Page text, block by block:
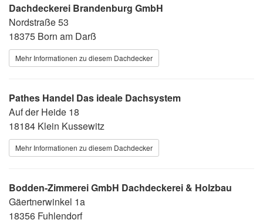
Dachdeckerei Brandenburg GmbH
Nordstraße 53
18375 Born am Darß
Mehr Informationen zu diesem Dachdecker
Pathes Handel Das ideale Dachsystem
Auf der Heide 18
18184 Klein Kussewitz
Mehr Informationen zu diesem Dachdecker
Bodden-Zimmerei GmbH Dachdeckerei & Holzbau
Gäertnerwinkel 1a
18356 Fuhlendorf